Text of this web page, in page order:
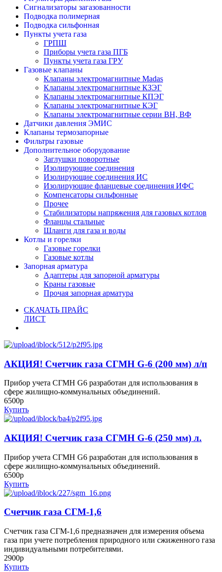
Сигнализаторы загазованности
Подводка полимерная
Подводка сильфонная
Пункты учета газа
ГРПШ
Приборы учета газа ПГБ
Пункты учета газа ГРУ
Газовые клапаны
Клапаны электромагнитные Madas
Клапаны электромагнитные КЗЭГ
Клапаны электромагнитные КПЭГ
Клапаны электромагнитные КЭГ
Клапаны электромагнитные серии ВН, ВФ
Датчики давления ЭМИС
Клапаны термозапорные
Фильтры газовые
Дополнительное оборудование
Заглушки поворотные
Изолирующие соединения
Изолирующие соединения ИС
Изолирующие фланцевые соединения ИФС
Компенсаторы сильфонные
Прочее
Стабилизаторы напряжения для газовых котлов
Фланцы стальные
Шланги для газа и воды
Котлы и горелки
Газовые горелки
Газовые котлы
Запорная арматура
Адаптеры для запорной арматуры
Краны газовые
Прочая запорная арматура
СКАЧАТЬ ПРАЙС
ЛИСТ
АКЦИЯ! Счетчик газа СГМН G-6 (200 мм) л/п
Прибор учета СГМН G6 разработан для использования в
сфере жилищно-коммунальных объединений.
6500р
Купить
АКЦИЯ! Счетчик газа СГМН G-6 (250 мм) л.
Прибор учета СГМН G6 разработан для использования в
сфере жилищно-коммунальных объединений.
6500р
Купить
Счетчик газа СГМ-1,6
Счетчик газа СГМ-1,6 предназначен для измерения объема
газа при учете потребления природного или сжиженного газа
индивидуальными потребителями.
2900р
Купить